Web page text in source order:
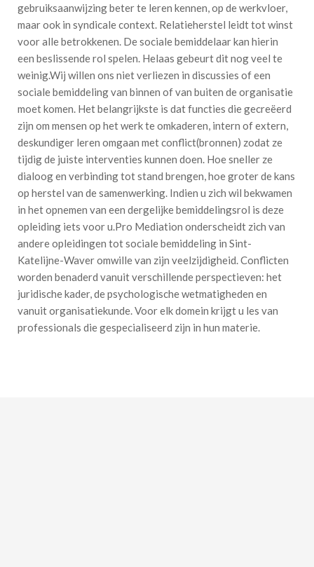
gebruiksaanwijzing beter te leren kennen, op de werkvloer,
maar ook in syndicale context. Relatieherstel leidt tot winst
voor alle betrokkenen. De sociale bemiddelaar kan hierin
een beslissende rol spelen. Helaas gebeurt dit nog veel te
weinig.Wij willen ons niet verliezen in discussies of een
sociale bemiddeling van binnen of van buiten de organisatie
moet komen. Het belangrijkste is dat functies die gecreëerd
zijn om mensen op het werk te omkaderen, intern of extern,
deskundiger leren omgaan met conflict(bronnen) zodat ze
tijdig de juiste interventies kunnen doen. Hoe sneller ze
dialoog en verbinding tot stand brengen, hoe groter de kans
op herstel van de samenwerking. Indien u zich wil bekwamen
in het opnemen van een dergelijke bemiddelingsrol is deze
opleiding iets voor u.Pro Mediation onderscheidt zich van
andere opleidingen tot sociale bemiddeling in Sint-
Katelijne-Waver omwille van zijn veelzijdigheid. Conflicten
worden benaderd vanuit verschillende perspectieven: het
juridische kader, de psychologische wetmatigheden en
vanuit organisatiekunde. Voor elk domein krijgt u les van
professionals die gespecialiseerd zijn in hun materie.